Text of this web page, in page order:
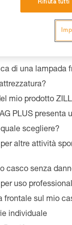
nel mondo?
difettoso a Petzl,
Petzl?
di una lampada
mio prodotto
PLUS
scegliere?
altre attività
casco senza
uso
frontale sul mio
individuale
Rifiuta tutti